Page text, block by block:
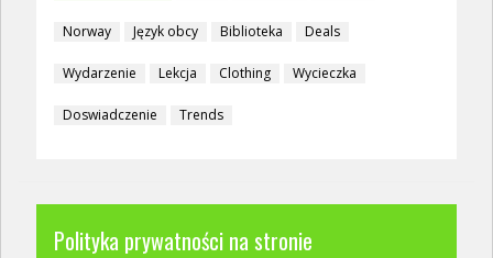
Norway Język obcy Biblioteka Deals
Wydarzenie Lekcja Clothing Wycieczka
Doswiadczenie Trends
Polityka prywatności na stronie